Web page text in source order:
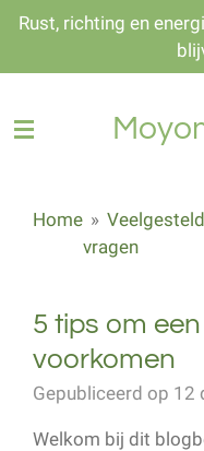
Ga
naar
hoofdinhoud
Rust, richting en
Home »
vragen
5 tips om
voorkomen
Gepubliceerd op
Welkom bij dit